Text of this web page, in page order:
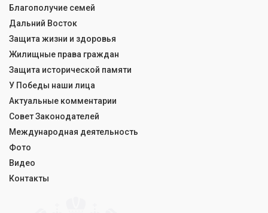
Благополучие семей
Дальний Восток
Защита жизни и здоровья
Жилищные права граждан
Защита исторической памяти
У Победы наши лица
Актуальные комментарии
Совет Законодателей
Международная деятельность
Фото
Видео
Контакты